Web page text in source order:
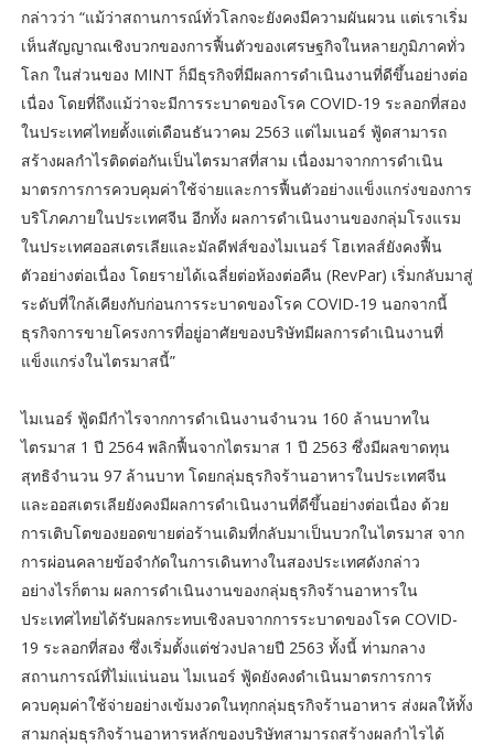
กล่าวว่า “แม้ว่าสถานการณ์ทั่วโลกจะยังคงมีความผันผวน แต่เราเริ่ม
เห็นสัญญาณเชิงบวกของการฟื้นตัวของเศรษฐกิจในหลายภูมิภาคทั่ว
โลก ในส่วนของ MINT ก็มีธุรกิจที่มีผลการดำเนินงานที่ดีขึ้นอย่างต่อ
เนื่อง โดยที่ถึงแม้ว่าจะมีการระบาดของโรค COVID-19 ระลอกที่สอง
ในประเทศไทยตั้งแต่เดือนธันวาคม 2563 แต่ไมเนอร์ ฟู้ดสามารถ
สร้างผลกำไรติดต่อกันเป็นไตรมาสที่สาม เนื่องมาจากการดำเนิน
มาตรการการควบคุมค่าใช้จ่ายและการฟื้นตัวอย่างแข็งแกร่งของการ
บริโภคภายในประเทศจีน อีกทั้ง ผลการดำเนินงานของกลุ่มโรงแรม
ในประเทศออสเตรเลียและมัลดีฟส์ของไมเนอร์ โฮเทลส์ยังคงฟื้น
ตัวอย่างต่อเนื่อง โดยรายได้เฉลี่ยต่อห้องต่อคืน (RevPar) เริ่มกลับมาสู่
ระดับที่ใกล้เคียงกับก่อนการระบาดของโรค COVID-19 นอกจากนี้
ธุรกิจการขายโครงการที่อยู่อาศัยของบริษัทมีผลการดำเนินงานที่
แข็งแกร่งในไตรมาสนี้”
ไมเนอร์ ฟู้ดมีกำไรจากการดำเนินงานจำนวน 160 ล้านบาทใน
ไตรมาส 1 ปี 2564 พลิกฟื้นจากไตรมาส 1 ปี 2563 ซึ่งมีผลขาดทุน
สุทธิจำนวน 97 ล้านบาท โดยกลุ่มธุรกิจร้านอาหารในประเทศจีน
และออสเตรเลียยังคงมีผลการดำเนินงานที่ดีขึ้นอย่างต่อเนื่อง ด้วย
การเติบโตของยอดขายต่อร้านเดิมที่กลับมาเป็นบวกในไตรมาส จาก
การผ่อนคลายข้อจำกัดในการเดินทางในสองประเทศดังกล่าว
อย่างไรก็ตาม ผลการดำเนินงานของกลุ่มธุรกิจร้านอาหารใน
ประเทศไทยได้รับผลกระทบเชิงลบจากการระบาดของโรค COVID-
19 ระลอกที่สอง ซึ่งเริ่มตั้งแต่ช่วงปลายปี 2563 ทั้งนี้ ท่ามกลาง
สถานการณ์ที่ไม่แน่นอน ไมเนอร์ ฟู้ดยังคงดำเนินมาตรการการ
ควบคุมค่าใช้จ่ายอย่างเข้มงวดในทุกกลุ่มธุรกิจร้านอาหาร ส่งผลให้ทั้ง
สามกลุ่มธุรกิจร้านอาหารหลักของบริษัทสามารถสร้างผลกำไรได้